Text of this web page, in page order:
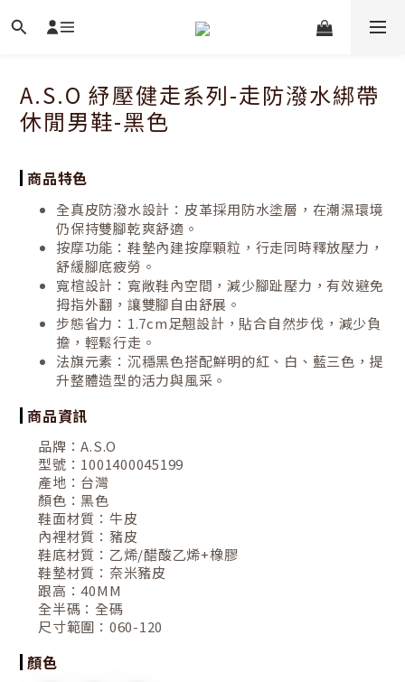
A.S.O 紓壓健走系列-走防潑水綁帶
休閒男鞋-黑色
商品特色
全真皮防潑水設計：皮革採用防水塗層，在潮濕環境
仍保持雙腳乾爽舒適。
按摩功能：鞋墊內建按摩顆粒，行走同時釋放壓力，
舒緩腳底疲勞。
寬楦設計：寬敞鞋內空間，減少腳趾壓力，有效避免
拇指外翻，讓雙腳自由舒展。
步態省力：1.7cm足翹設計，貼合自然步伐，減少負
擔，輕鬆行走。
法旗元素：沉穩黑色搭配鮮明的紅、白、藍三色，提
升整體造型的活力與風采。
商品資訊
品牌：A.S.O
型號： 1001400045199
產地： 台灣
顏色： 黑色
鞋面材質： 牛皮
內裡材質： 豬皮
鞋底材質： 乙烯/醋酸乙烯+橡膠
鞋墊材質： 奈米豬皮
跟高：40MM
全半碼： 全碼
尺寸範圍： 060-120
顏色